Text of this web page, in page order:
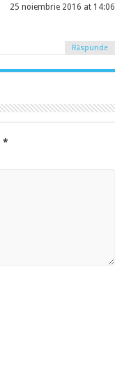
25 noiembrie 2016 at 14:06
Răspunde
*